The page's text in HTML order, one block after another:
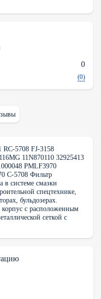
0
(0)
RC-5708 FJ-3158
11N870110 32925413
PMLF3970
C-5708 Фильтр
в системе смазки
спецтехнике,
бульдозерах.
корпус с расположенным
сеткой с